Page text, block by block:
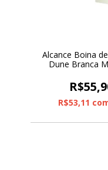
Alcance Boina
Dune Branca
R$53,11